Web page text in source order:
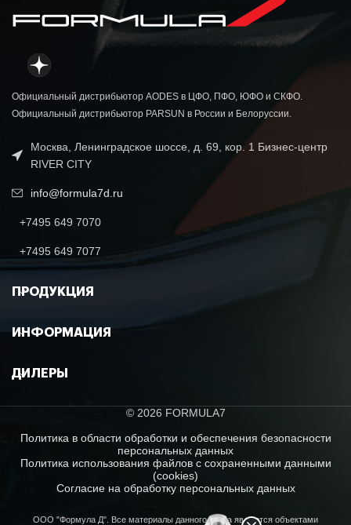
Официальный дистрибьютор AODES в ЦФО, ПФО, ЮФО и СКФО.
Официальный дистрибьютор PARSUN в России и Белоруссии.
Москва, Ленинградское шоссе, д. 69, кор. 1 Бизнес-центр
RIVER CITY
info@formula7d.ru
+7495 649 7070
+7495 649 7077
ПРОДУКЦИЯ
ИНФОРМАЦИЯ
ДИЛЕРЫ
© 2026 FORMULA7
Политика в области обработки и обеспечения безопасности
персональных данных
Политика использования файлов с сохраненными данными
(cookies)
Согласие на обработку персональных данных
ООО "Формула Д". Все материалы данного сайта являются объектами